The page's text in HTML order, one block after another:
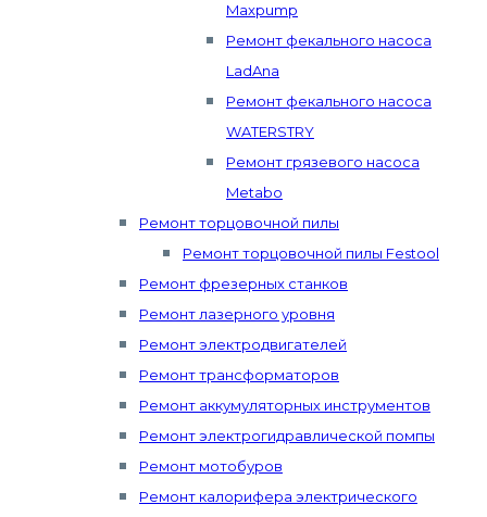
Maxpump
Ремонт фекального насоса
LadAna
Ремонт фекального насоса
WATERSTRY
Ремонт грязевого насоса
Metabo
Ремонт торцовочной пилы
Ремонт торцовочной пилы Festool
Ремонт фрезерных станков
Ремонт лазерного уровня
Ремонт электродвигателей
Ремонт трансформаторов
Ремонт аккумуляторных инструментов
Ремонт электрогидравлической помпы
Ремонт мотобуров
Ремонт калорифера электрического